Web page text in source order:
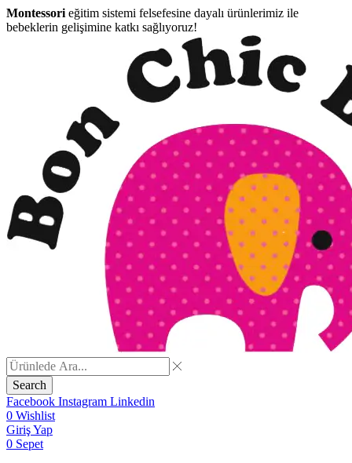
Montessori eğitim sistemi felsefesine dayalı ürünlerimiz ile
bebeklerin gelişimine katkı sağlıyoruz!
Search
Facebook Instagram Linkedin
0 Wishlist
Giriş Yap
0 Sepet